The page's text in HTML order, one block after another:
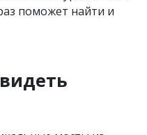
поможет найти и